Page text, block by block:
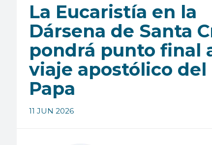
La Eucaristía en la
Dársena de Santa
pondrá punto final
viaje apostólico del
Papa
11 JUN 2026